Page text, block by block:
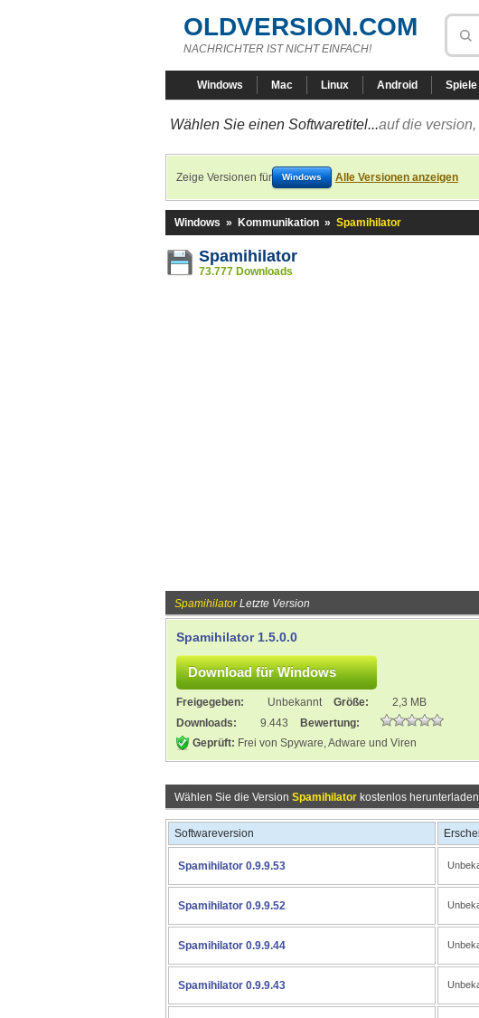
OLDVERSION.COM
NACHRICHTER IST NICHT EINFACH!
Windows Mac Linux Android Spiele
Wählen Sie einen Softwaretitel...auf die
Zeige Versionen für Windows Alle Versionen anzeigen
Windows » Kommunikation » Spamihilator
Spamihilator
73.777 Downloads
SpamihilatorLetzte Version
Spamihilator 1.5.0.0
Freigegeben: Unbekannt Größe:
2,3 MB
Downloads:
9.443
Bewertung:
Geprüft: Frei von Spyware, Adware und Viren
Wählen Sie die Version Spamihilator kostenlos
Softwareversion
Spamihilator 0.9.9.53
Spamihilator 0.9.9.52
Spamihilator 0.9.9.44
Spamihilator 0.9.9.43